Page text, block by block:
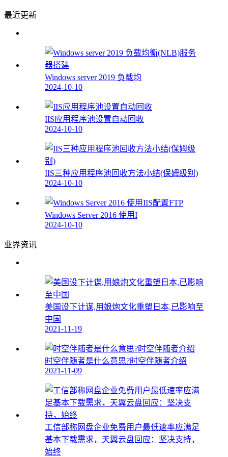
最近更新
Windows server 2019 负载均
2024-10-10
IIS应用程序池设置自动回收
2024-10-10
IIS三种应用程序池回收方法小结(保姆级别)
2024-10-10
Windows Server 2016 使用I
2024-10-10
业界资讯
美国设下计谋,用娘炮文化重塑日本,已影响至
中国
2021-11-19
时空伴随者是什么意思?时空伴随者介绍
2021-11-09
工信部称网盘企业免费用户最低速率应满足
基本下载需求，天翼云盘回应：坚决支持，
始终